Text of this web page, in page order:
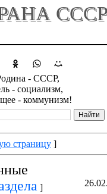
- СССР,
- социализм,
- коммунизм!
страницу ]
]